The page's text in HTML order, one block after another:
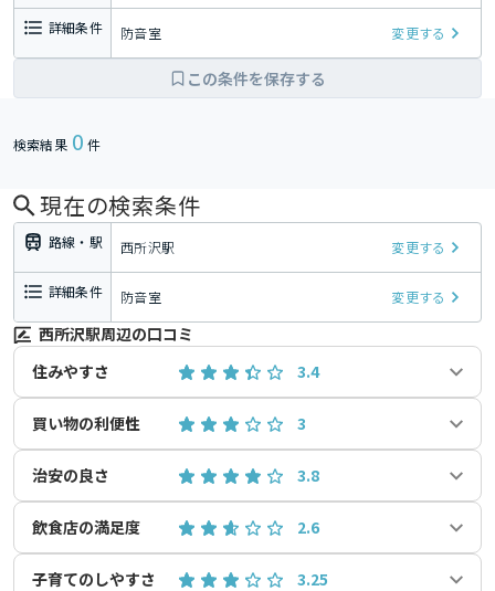
詳細条件 防音室 変更する
この条件を保存する
検索結果 0 件
現在の検索条件
路線・駅 西所沢駅 変更する
詳細条件 防音室 変更する
西所沢駅周辺の口コミ
住みやすさ
3.4
買い物の利便性 3
治安の良さ 3.8
飲食店の満足度 2.6
子育てのしやすさ 3.25